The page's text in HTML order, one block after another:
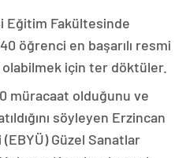
Eğitim Fakültesinde
öğrenci en başarılı resmi
olabilmek için ter döktüler.
müracaat olduğunu ve
söyleyen Erzincan
(EBYÜ) Güzel Sanatlar